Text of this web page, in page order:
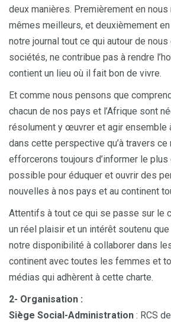
deux manières. Premièrement en nous
mêmes meilleurs, et deuxièmement
notre journal tout ce qui autour de
sociétés, ne contribue pas à rendre
contient un lieu où il fait bon de vivre.
Et comme nous pensons que
chacun de nos pays et l’Afrique sont
résolument y œuvrer et agir ensemble
dans cette perspective qu’à travers ce
efforcerons toujours d’informer le
possible pour éduquer et ouvrir des
nouvelles à nos pays et au continent
Attentifs à tout ce qui se passe sur le
un réel plaisir et un intérêt soutenu
notre disponibilité à collaborer dans
continent avec toutes les femmes et
médias qui adhèrent à cette charte.
2- Organisation :
Siège Social-Administration : RCS